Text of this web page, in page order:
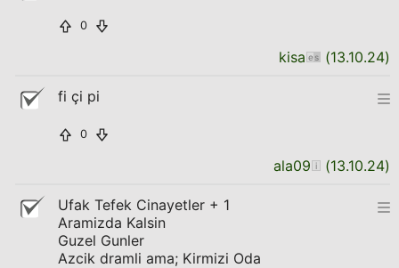
0
kisa (13.10.24)
fi çi pi
0
ala09 (13.10.24)
Ufak Tefek Cinayetler + 1
Aramizda Kalsin
Guzel Gunler
Azcik dramli ama; Kirmizi Oda